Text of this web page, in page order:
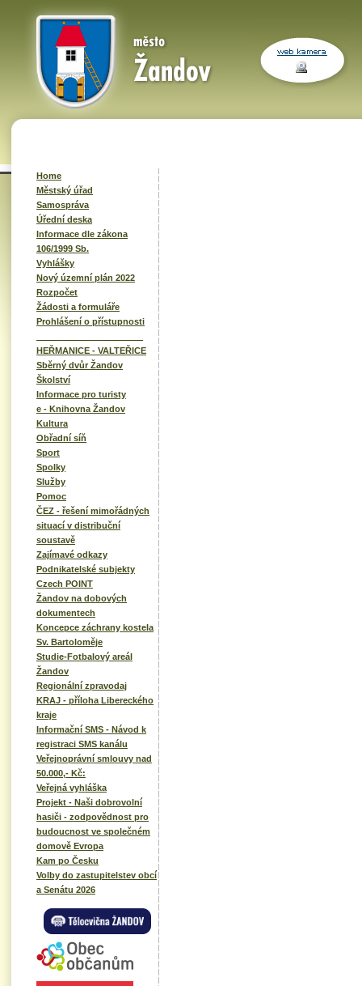
Home
Městský úřad
Samospráva
Úřední deska
Informace dle zákona
106/1999 Sb.
Vyhlášky
Nový územní plán 2022
Rozpočet
Žádosti a formuláře
Prohlášení o přístupnosti
HEŘMANICE - VALTEŘICE
Sběrný dvůr Žandov
Školství
Informace pro turisty
e - Knihovna Žandov
Kultura
Obřadní síň
Sport
Spolky
Služby
Pomoc
ČEZ - řešení mimořádných
situací v distribuční
soustavě
Zajímavé odkazy
Podnikatelské subjekty
Czech POINT
Žandov na dobových
dokumentech
Koncepce záchrany kostela
Sv. Bartoloměje
Studie-Fotbalový areál
Žandov
Regionální zpravodaj
KRAJ - příloha Libereckého
kraje
Informační SMS - Návod k
registraci SMS kanálu
Veřejnoprávní smlouvy nad
50.000,- Kč:
Veřejná vyhláška
Projekt - Naši dobrovolní
hasiči - zodpovědnost pro
budoucnost ve společném
domově Evropa
Kam po Česku
Volby do zastupitelstev obcí
a Senátu 2026